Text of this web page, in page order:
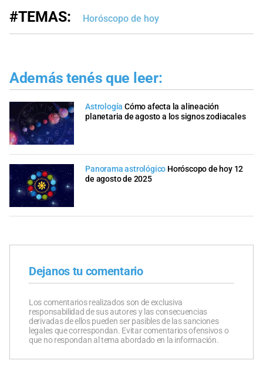
#TEMAS: Horóscopo de hoy
Además tenés que leer:
Astrología Cómo afecta la alineación
planetaria de agosto a los signos zodiacales
Panorama astrológico Horóscopo de hoy 12
de agosto de 2025
Dejanos tu comentario
Los comentarios realizados son de exclusiva
responsabilidad de sus autores y las consecuencias
derivadas de ellos pueden ser pasibles de las sanciones
legales que correspondan. Evitar comentarios ofensivos o
que no respondan al tema abordado en la información.